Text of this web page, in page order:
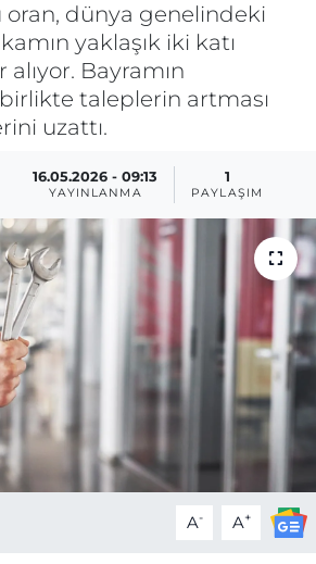
oran, dünya genelindeki
yaklaşık iki katı
Bayramın
taleplerin artması
uzattı.
16.05.2026 - 09:13
YAYINLANMA
1
PAYLAŞIM
A- A+